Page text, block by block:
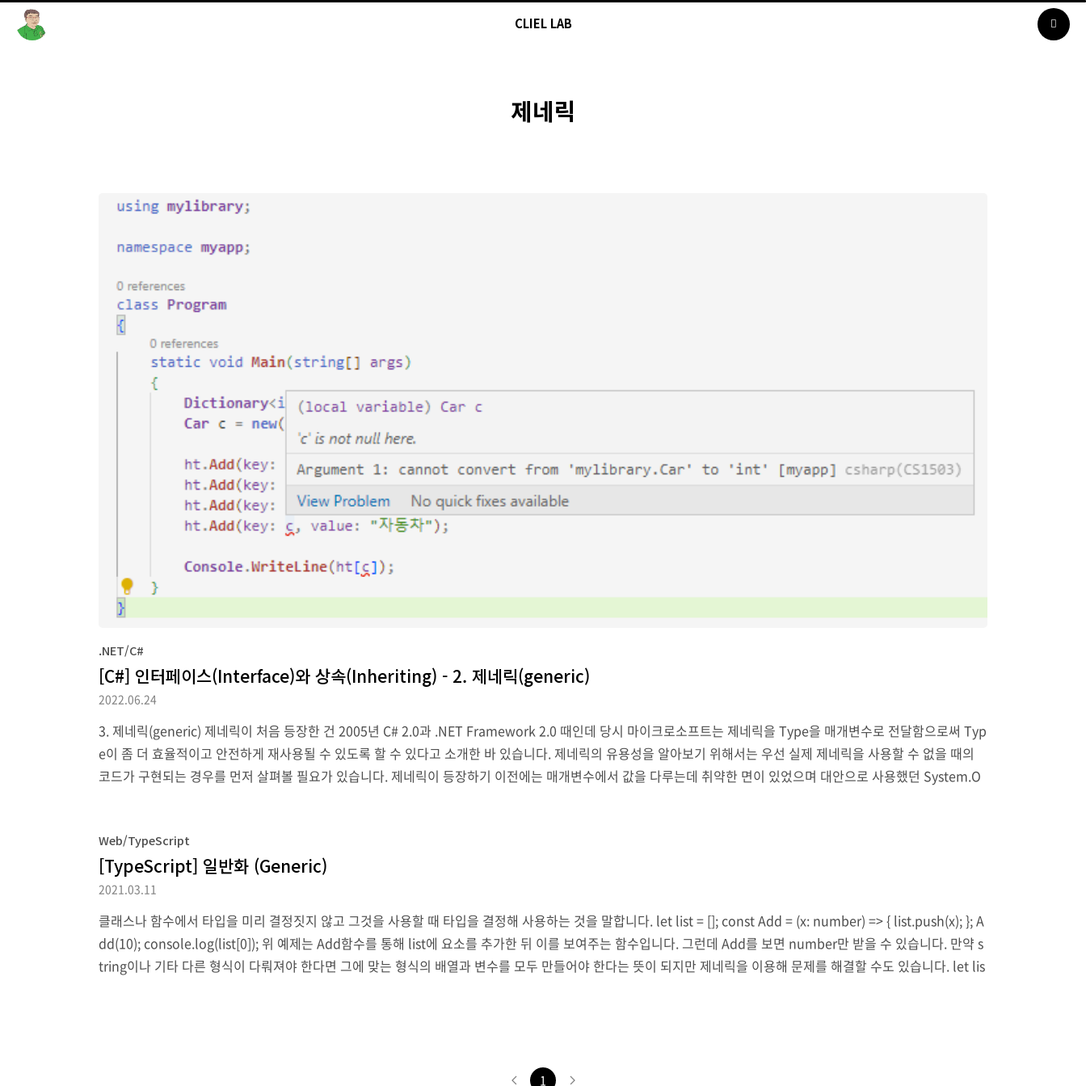
CLIEL LAB
제네릭
.NET/C#
[C#] 인터페이스(Interface)와 상속(Inheriting) - 2. 제네릭(generic)
2022.06.24
3. 제네릭(generic) 제네릭이 처음 등장한 건 2005년 C# 2.0과 .NET Framework 2.0 때인데 당시 마이크로소프트는 제네릭을 Type을 매개변수로 전달함으로써 Typ
e이 좀 더 효율적이고 안전하게 재사용될 수 있도록 할 수 있다고 소개한 바 있습니다. 제네릭의 유용성을 알아보기 위해서는 우선 실제 제네릭을 사용할 수 없을 때의
코드가 구현되는 경우를 먼저 살펴볼 필요가 있습니다. 제네릭이 등장하기 이전에는 매개변수에서 값을 다루는데 취약한 면이 있었으며 대안으로 사용했던 System.O
Web/TypeScript
[TypeScript] 일반화 (Generic)
2021.03.11
클래스나 함수에서 타입을 미리 결정짓지 않고 그것을 사용할 때 타입을 결정해 사용하는 것을 말합니다. let list = []; const Add = (x: number) => { list.push(x); }; A
dd(10); console.log(list[0]); 위 예제는 Add함수를 통해 list에 요소를 추가한 뒤 이를 보여주는 함수입니다. 그런데 Add를 보면 number만 받을 수 있습니다. 만약 s
tring이나 기타 다른 형식이 다뤄져야 한다면 그에 맞는 형식의 배열과 변수를 모두 만들어야 한다는 뜻이 되지만 제네릭을 이용해 문제를 해결할 수도 있습니다. let lis
1